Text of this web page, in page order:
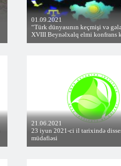
01.09.2021
“Türk dünyasının keçmişi və
XVIII Beynəlxalq elmi konfrans
21.06.2021
23 iyun 2021-ci il tarixində
müdafiəsi